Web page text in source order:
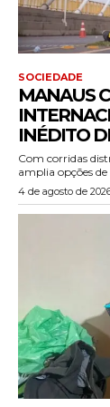
SOCIEDADE
MANAUS
INÉDITO
Com corridas
amplia opções de
4 de agosto de